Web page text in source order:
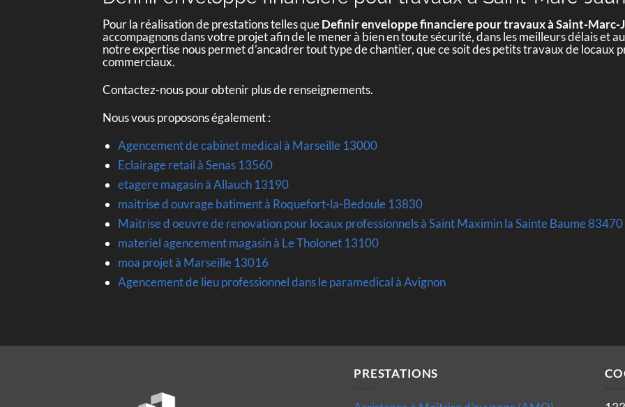
Pour la réalisation de prestations telles queDefinir enveloppe financiere pour travaux à Saint-Marc-
accompagnons dans votre projet afin de le mener à bien en toute sécurité, dans les meilleurs délais et
notre expertise nous permet d’ancadrer tout type de chantier, que ce soit des petits travaux de locaux
commerciaux.
Contactez-nous pour obtenir plus de renseignements.
Nous vous proposons également :
Agencement de cabinet medical à Marseille 13000
Eclairage retail à Senas 13560
etagere magasin à Allauch 13190
maitrise d ouvrage batiment à Roquefort-la-Bedoule 13830
Maitrise d oeuvre de renovation pour locaux professionnels à Saint Maximin la Sainte Baume 83470
materiel agencement magasin à Le Tholonet 13100
moa projet à Marseille 13016
Agencement de lieu professionnel dans le paramedical à Avignon
PRESTATIONS